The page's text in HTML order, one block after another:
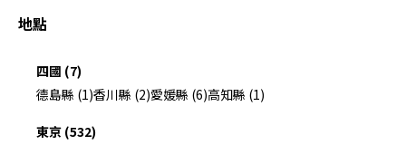
地點
四國 (7)
德島縣 (1)香川縣 (2)愛媛縣 (6)高知縣 (1)
東京 (532)